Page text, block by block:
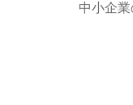
中小企